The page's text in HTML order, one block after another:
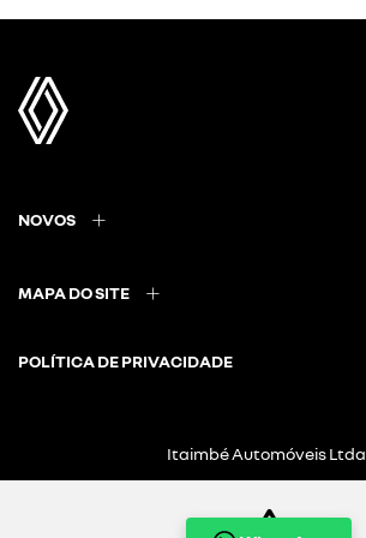
NOVOS
MAPA DO SITE
POLÍTICA DE PRIVACIDADE
Itaimbé Automóveis Ltda